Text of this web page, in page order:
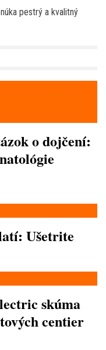
pestrý a kvalitný
o dojčení:
Ušetrite
skúma
centier